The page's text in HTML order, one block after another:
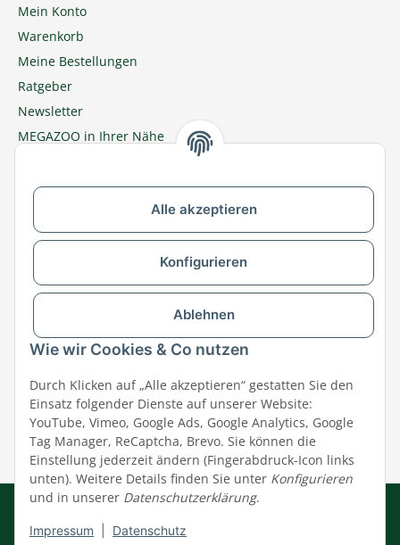
Alle akzeptieren
Konfigurieren
Ablehnen
Wie wir Cookies & Co nutzen
Durch Klicken auf „Alle akzeptieren“ gestatten Sie den
Einsatz folgender Dienste auf unserer Website:
YouTube, Vimeo, Google Ads, Google Analytics, Google
Tag Manager, ReCaptcha, Brevo. Sie können die
Einstellung jederzeit ändern (Fingerabdruck-Icon links
unten). Weitere Details finden Sie unter Konfigurieren
und in unserer Datenschutzerklärung.
Impressum Datenschutz
Mein Konto
Warenkorb
Meine Bestellungen
Ratgeber
Newsletter
MEGAZOO in Ihrer Nähe
Zu MEGAZOO-nord.de wechseln
Versandpartner & Zahlungsmöglichkeiten
Impressum|AGB|Datenschutz
© MEGAZOO Alpha GmbH